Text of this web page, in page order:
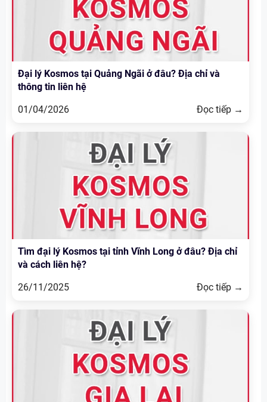
Đại lý Kosmos tại Quảng Ngãi ở đâu? Địa chỉ và
thông tin liên hệ
01/04/2026
Đọc tiếp →
Tìm đại lý Kosmos tại tỉnh Vĩnh Long ở đâu? Địa chỉ
và cách liên hệ?
26/11/2025
Đọc tiếp →